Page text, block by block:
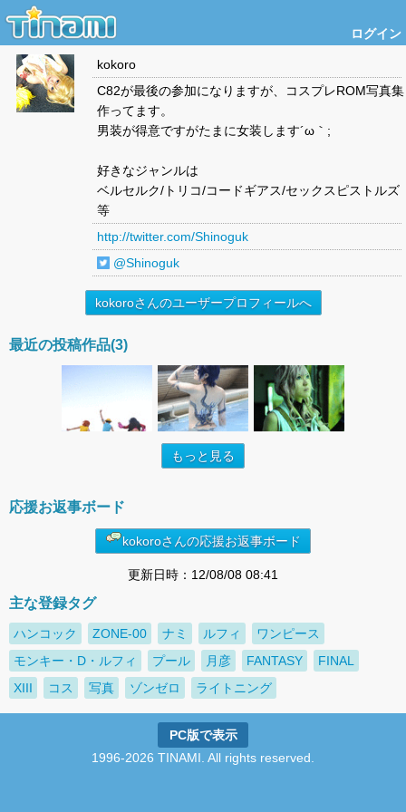
ログイン
kokoro
C82が最後の参加になりますが、コスプレROM写真集
作ってます。
男装が得意ですがたまに女装します´ω｀;
好きなジャンルは
ベルセルク/トリコ/コードギアス/セックスピストルズ
等
http://twitter.com/Shinoguk
@Shinoguk
kokoroさんのユーザープロフィールへ
最近の投稿作品(3)
もっと見る
応援お返事ボード
kokoroさんの応援お返事ボード
更新日時：12/08/08 08:41
主な登録タグ
ハンコック ZONE-00 ナミ ルフィ
ワンピース
モンキー・D・ルフィ
プール 月彦 FANTASY
FINAL
XIII
コス 写真 ゾンゼロ ライトニング
PC版で表示
1996-2026 TINAMI. All rights reserved.